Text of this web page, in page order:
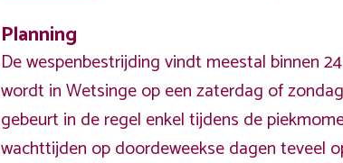
Planning
De wespenbestrijding vindt meestal binnen
wordt in Wetsinge op een zaterdag of
gebeurt in de regel enkel tijdens de
wachttijden op doordeweekse dagen teveel